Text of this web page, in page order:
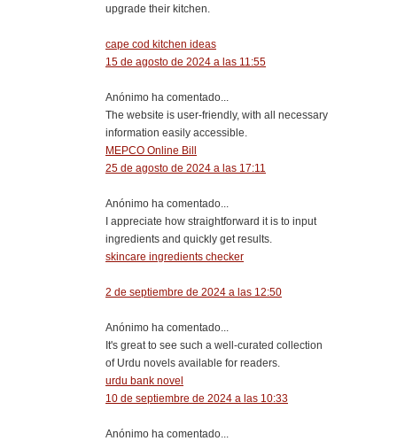
upgrade their kitchen.
cape cod kitchen ideas
15 de agosto de 2024 a las 11:55
Anónimo ha comentado...
The website is user-friendly, with all necessary
information easily accessible.
MEPCO Online Bill
25 de agosto de 2024 a las 17:11
Anónimo ha comentado...
I appreciate how straightforward it is to input
ingredients and quickly get results.
skincare ingredients checker
2 de septiembre de 2024 a las 12:50
Anónimo ha comentado...
It's great to see such a well-curated collection
of Urdu novels available for readers.
urdu bank novel
10 de septiembre de 2024 a las 10:33
Anónimo ha comentado...